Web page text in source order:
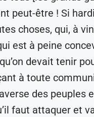
peut-être ! Si
choses, qui, à
est à peine
devait tenir
à toute
des peuples
faut attaquer et